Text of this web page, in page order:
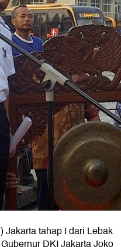
Jakarta tahap I dari Lebak